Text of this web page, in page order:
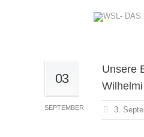
03
SEPTEMBER
Unsere
3.